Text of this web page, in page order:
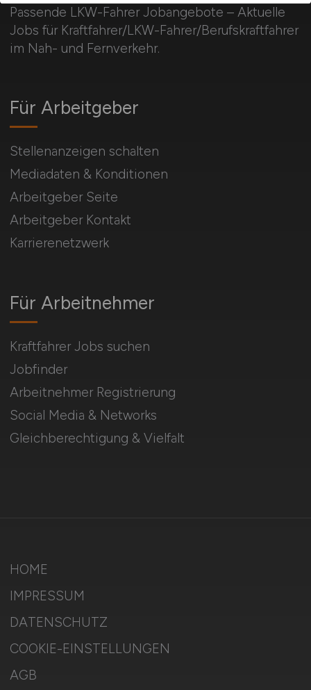
Passende LKW-Fahrer Jobangebote – Aktuelle
Jobs für Kraftfahrer/LKW-Fahrer/Berufskraftfahrer
im Nah- und Fernverkehr.
Für Arbeitnehmer
Kraftfahrer Jobs suchen
Jobfinder
Arbeitnehmer Registrierung
Social Media & Networks
Gleichberechtigung & Vielfalt
Für Arbeitgeber
Stellenanzeigen schalten
Mediadaten & Konditionen
Arbeitgeber Seite
Arbeitgeber Kontakt
Karrierenetzwerk
HOME
IMPRESSUM
DATENSCHUTZ
COOKIE-EINSTELLUNGEN
AGB